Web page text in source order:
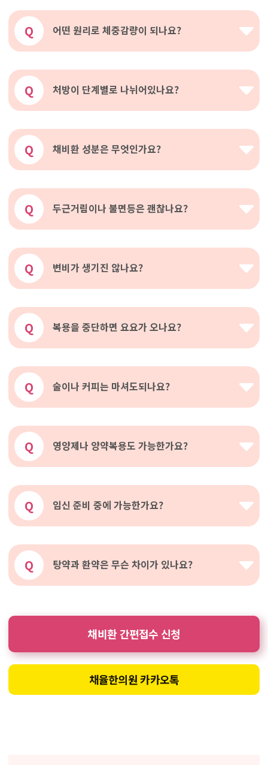
Q 어떤 원리로 체중감량이 되나요?
Q 처방이 단계별로 나뉘어있나요?
Q 채비환 성분은 무엇인가요?
Q 두근거림이나 불면등은 괜찮나요?
Q 변비가 생기진 않나요?
Q 복용을 중단하면 요요가 오나요?
Q 술이나 커피는 마셔도되나요?
Q 영양제나 양약복용도 가능한가요?
Q 임신 준비 중에 가능한가요?
Q 탕약과 환약은 무슨 차이가 있나요?
채비환 간편접수 신청
채율한의원 카카오톡